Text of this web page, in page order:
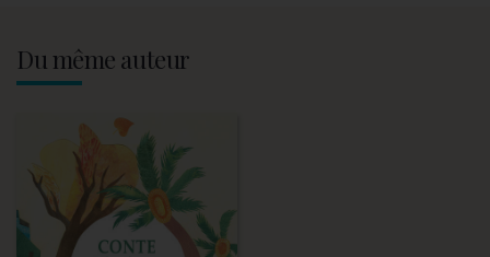
Du même auteur